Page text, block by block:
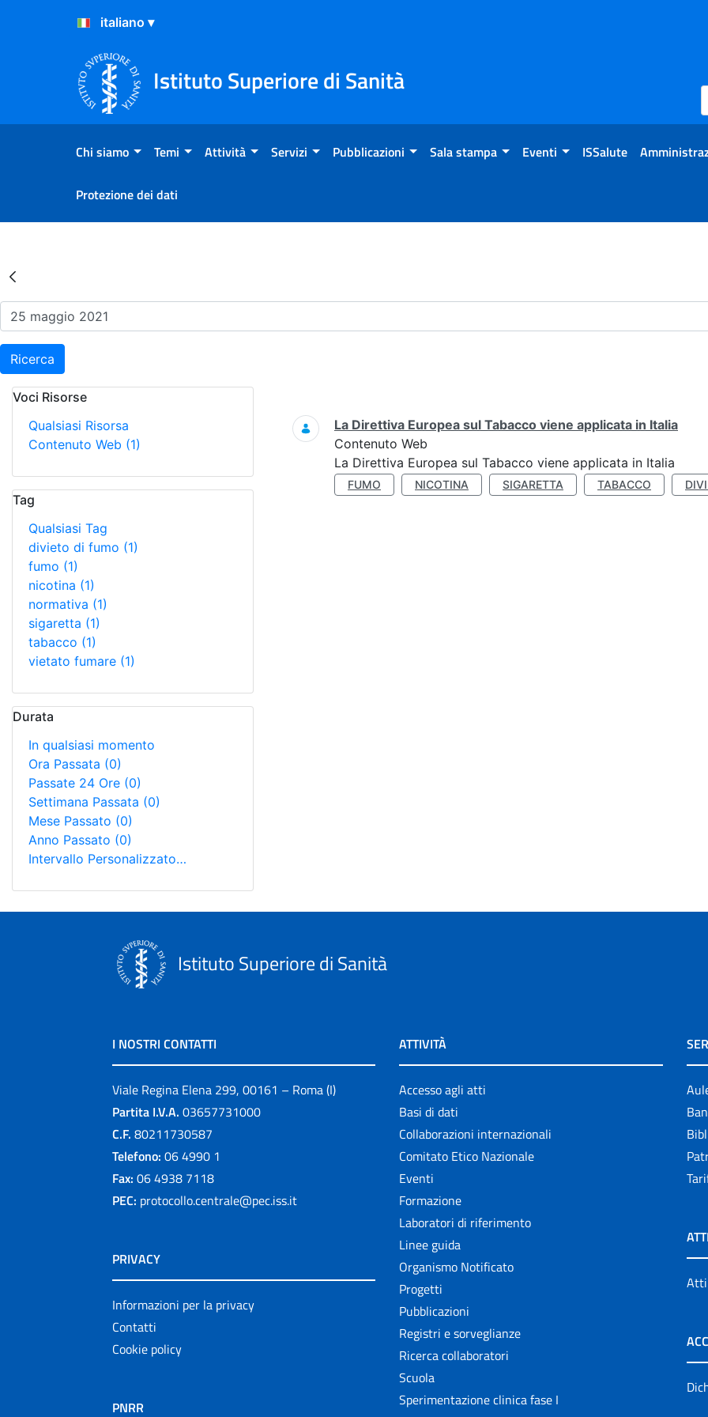
Salta al Contenuto
Salta al Footer
Istituto Superiore di Sanità
Chi siamo Temi Attività Servizi Pubblicazioni Sala stampa Eventi ISSalute
Protezione dei dati
Risultati della Ricerca - Eventi
Ricerca
Voci Risorse
Qualsiasi Risorsa
Contenuto Web (1)
Tag
Qualsiasi Tag
divieto di fumo (1)
fumo (1)
nicotina (1)
normativa (1)
sigaretta (1)
tabacco (1)
vietato fumare (1)
Durata
In qualsiasi momento
Ora Passata (0)
Passate 24 Ore (0)
Settimana Passata (0)
Mese Passato (0)
Anno Passato (0)
Intervallo Personalizzato…
Ricerca
La Direttiva Europea sul Tabacco viene applicata in Italia
Contenuto Web
La Direttiva Europea sul Tabacco viene applicata in Italia
FUMO NICOTINA SIGARETTA TABACCO
Istituto Superiore di Sanità
I NOSTRI CONTATTI
Viale Regina Elena 299, 00161 – Roma (I)
Partita I.V.A. 03657731000
C.F. 80211730587
Telefono: 06 4990 1
Fax: 06 4938 7118
PEC: protocollo.centrale@pec.iss.it
PRIVACY
Informazioni per la privacy
Contatti
Cookie policy
PNRR
ATTIVITÀ
Accesso agli atti
Basi di dati
Collaborazioni internazionali
Comitato Etico Nazionale
Eventi
Formazione
Laboratori di riferimento
Linee guida
Organismo Notificato
Progetti
Pubblicazioni
Registri e sorveglianze
Ricerca collaboratori
Scuola
Sperimentazione clinica fase I
Atti